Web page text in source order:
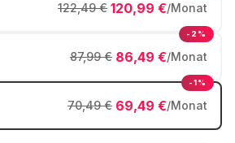
120,99 €/Monat
122,49 €
86,49 €/Monat
87,99 €
-2%
69,49 €/Monat
70,49 €
-1%